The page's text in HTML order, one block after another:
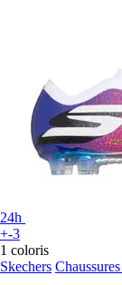
24h
+-3
1 coloris
Skechers